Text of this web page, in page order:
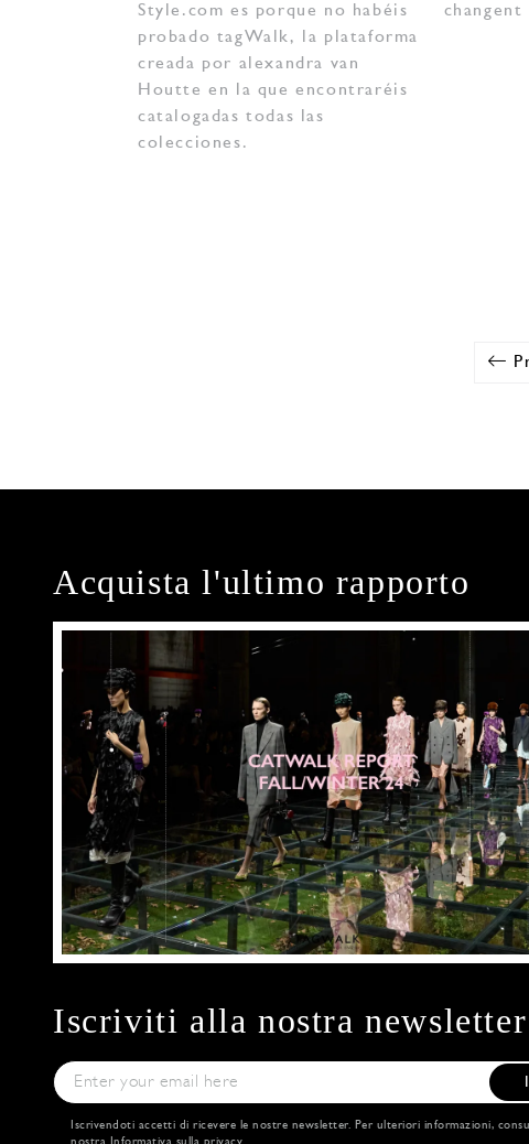
Style.com es porque no habéis
probado tagWalk, la plataforma
creada por alexandra van
Houtte en la que encontraréis
catalogadas todas las
colecciones.
Acquista l'ultimo rapporto
Iscriviti alla nostra newsletter
Iscrivendoti accetti di ricevere le nostre newsletter. Per ulteriori informazioni,